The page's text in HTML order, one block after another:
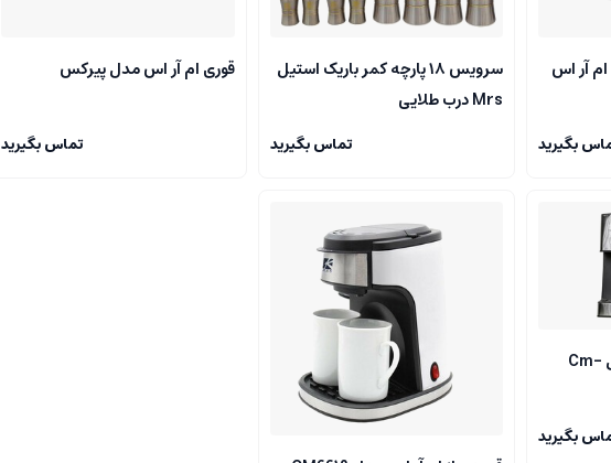
ام آر اس
بگیرید
سرویس ۱۸ پارچه کمر باریک استیل
Mrs درب طلایی
تماس بگیرید
قوری ام آر اس مدل پیرکس
تماس بگیرید
اسپرسوساز ام آر اس مدل Cm-
بگیرید